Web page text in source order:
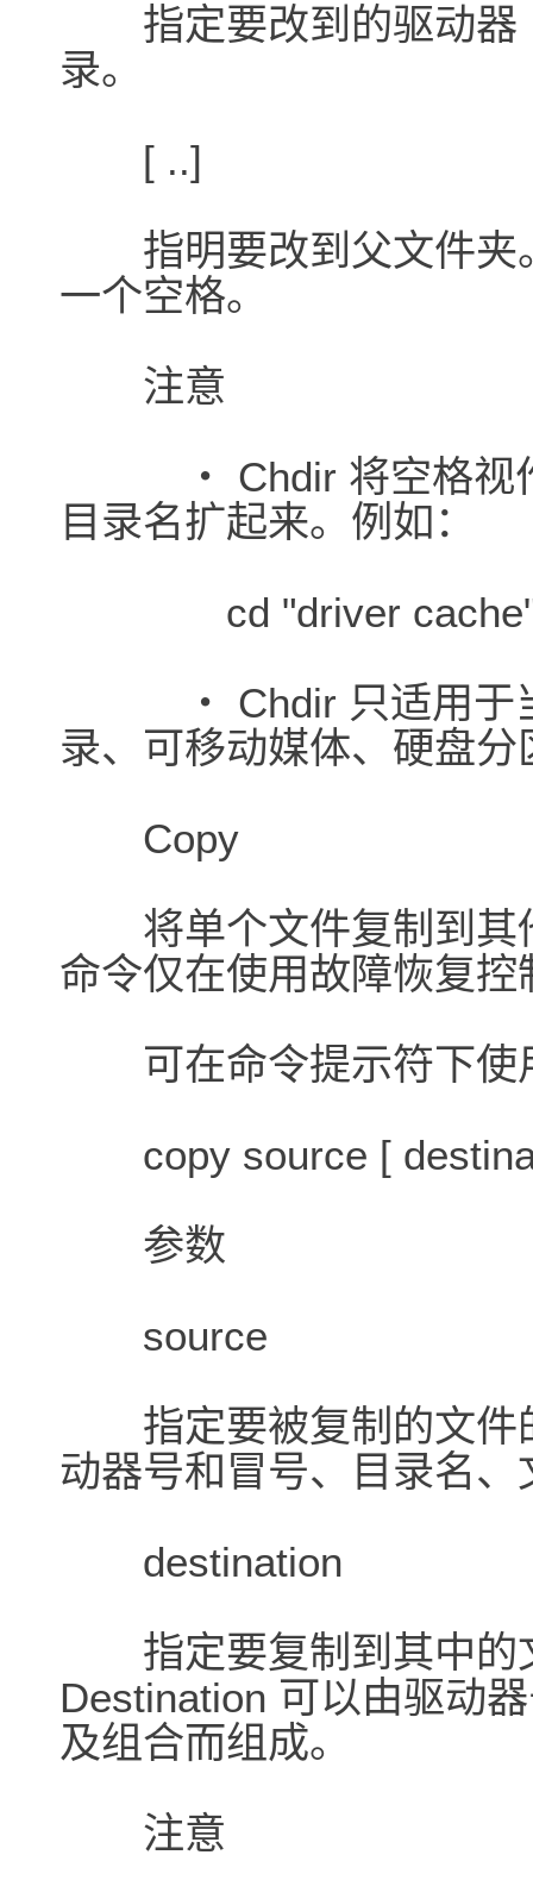
指定要改到的驱动器
录。
[ ..]
指明要改到父文件夹
一个空格。
注意
・ Chdir 将空格视作
目录名扩起来。例如：
cd "driver
・ Chdir 只适用于当
录、可移动媒体、硬盘
Copy
将单个文件复制到其
命令仅在使用故障恢复
可在命令提示符下使
copy source [
参数
source
指定要被复制的文件
动器号和冒号、目录名
destination
指定要复制到其中的
Destination 可以由驱动
及组合而组成。
注意